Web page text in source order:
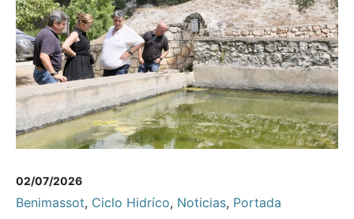
02/07/2026
Benimassot, Ciclo Hidríco, Noticias, Portada